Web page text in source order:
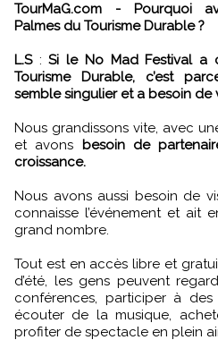
TourMaG.com - Pourquoi
Palmes du Tourisme Durable ?
L.S:Si le No Mad Festival a
Tourisme Durable, c’est
semble singulier et a besoin de
Nous grandissons vite, avec
et avons besoin de
croissance.
Nous avons aussi besoin de
connaisse l’événement et ait
grand nombre.
Tout est en accès libre et
d’été, les gens peuvent
conférences, participer à des
écouter de la musique,
profiter de spectacle en plein